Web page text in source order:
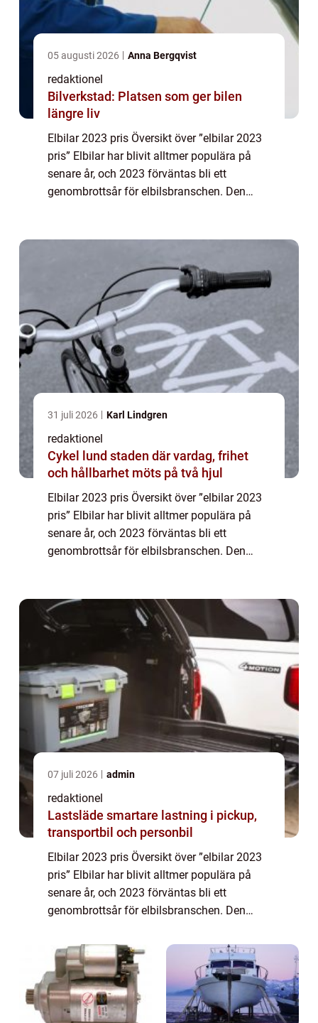
05 augusti 2026 Anna Bergqvist
redaktionel
Bilverkstad: Platsen som ger bilen
längre liv
Elbilar 2023 pris Översikt över ”elbilar 2023
pris” Elbilar har blivit alltmer populära på
senare år, och 2023 förväntas bli ett
genombrottsår för elbilsbranschen. Den
31 juli 2026 Karl Lindgren
redaktionel
Cykel lund staden där vardag, frihet
och hållbarhet möts på två hjul
Elbilar 2023 pris Översikt över ”elbilar 2023
pris” Elbilar har blivit alltmer populära på
senare år, och 2023 förväntas bli ett
genombrottsår för elbilsbranschen. Den
07 juli 2026 admin
redaktionel
Lastsläde smartare lastning i pickup,
transportbil och personbil
Elbilar 2023 pris Översikt över ”elbilar 2023
pris” Elbilar har blivit alltmer populära på
senare år, och 2023 förväntas bli ett
genombrottsår för elbilsbranschen. Den
på dessa eldrivna fordo...